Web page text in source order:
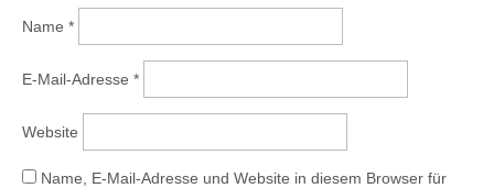
Name *
E-Mail-Adresse *
Website
Name, E-Mail-Adresse und Website in diesem Browser für